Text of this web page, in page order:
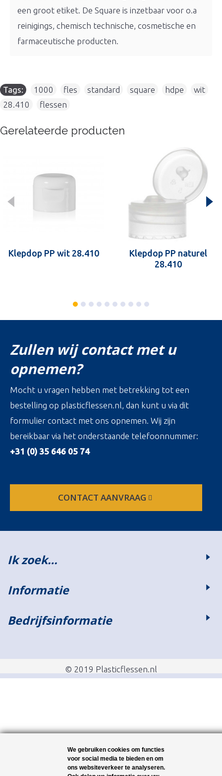
een groot etiket. De Square is inzetbaar voor o.a
reinigings, chemisch technische, cosmetische en
farmaceutische producten.
Tags: 1000 fles standard square hdpe wit
28.410
flessen
Gerelateerde producten
Klepdop PP wit 28.410
Klepdop PP naturel
28.410
Zullen wij contact met u
opnemen?
Mocht u vragen hebben met betrekking tot een
bestelling op plasticflessen.nl, dan kunt u via dit
formulier contact met ons opnemen. Wij zijn
bereikbaar via het onderstaande telefoonnummer:
+31 (0) 35 646 05 74
CONTACT AANVRAAG
Ik zoek…
Informatie
Bedrijfsinformatie
© 2019 Plasticflessen.nl
We gebruiken cookies om functies
voor social media te bieden en om
ons websiteverkeer te analyseren.